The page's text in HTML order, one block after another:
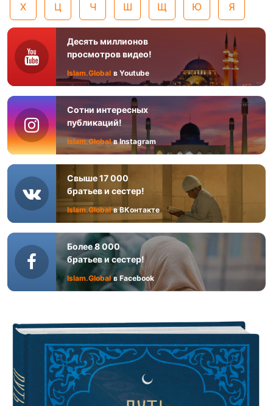
Х Ц Ч Ш Щ Ю Я
Десять миллионов
просмотров видео!
Islam.Global в Youtube
Сотни интересных
публикаций!
Islam.Global в Instagram
Свыше 17 000
братьев и сестер!
Islam.Global в ВКонтакте
Более 8 000
братьев и сестер!
Islam.Global в Facebook